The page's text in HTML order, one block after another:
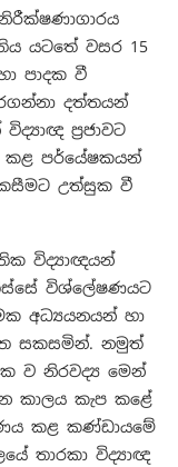
යටතේ වසර 15
පාදක වී
දත්තයන්
ප්‍රජාවට
කළ පර්යේෂකයන්
උත්සුක වී
විද්‍යාඥයන්
විශ්ලේෂණයට
අධ්‍යයනයන් හා
සකසමින්. නමුත්
ව නිරවද්‍ය මෙන්
කාලය කැප කළේ
කළ කණ්ඩායමේ
තාරකා විද්‍යාඥ